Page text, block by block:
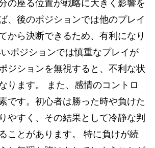
の座る位置が戦略に大きく影響を
、後のポジションでは他のプレイ
から決断できるため、有利になり
ポジションでは慎重なプレイが
ジションを無視すると、不利な状
ります。 また、感情のコントロ
です。初心者は勝った時や負けた
やすく、その結果として冷静な判
ことがあります。 特に負けが続